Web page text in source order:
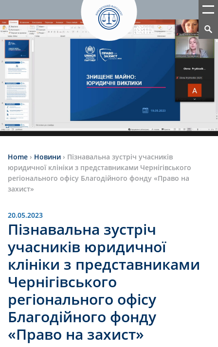
Home › Новини › Пізнавальна зустріч учасників
юридичної клініки з представниками Чернігівського
регіонального офісу Благодійного фонду «Право на
захист»
20.05.2023
Пізнавальна зустріч
учасників юридичної
клініки з представниками
Чернігівського
регіонального офісу
Благодійного фонду
«Право на захист»